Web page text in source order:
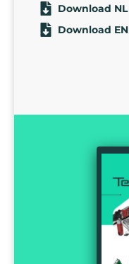
Download NL
Download EN